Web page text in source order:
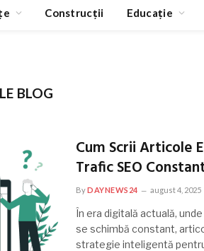
Construcții Educație
BLOG
Cum Scrii Articole
Trafic SEO
ByDAYNEWS24 august 4, 2025
În era digitală actuală,
se schimbă constant,
strategie inteligentă